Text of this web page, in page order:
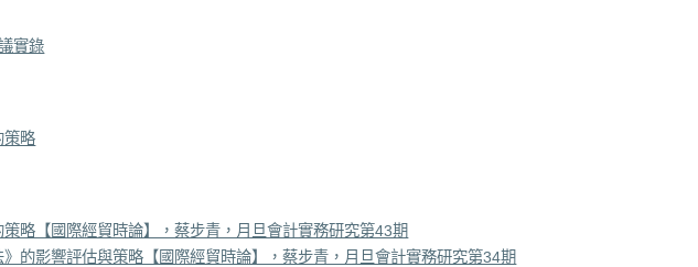
實錄
策略
略【國際經貿時論】，蔡步青，月旦會計實務研究第43期
的影響評估與策略【國際經貿時論】，蔡步青，月旦會計實務研究第34期